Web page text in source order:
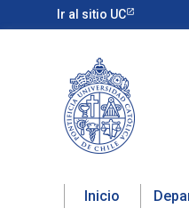
Ir al sitio UC
al
Inicio